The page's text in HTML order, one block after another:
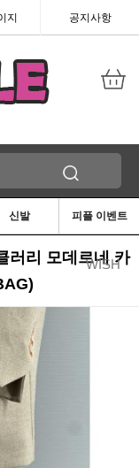
지 공지사항
신발 피플 이벤트
러리 모데르네 카
WISH